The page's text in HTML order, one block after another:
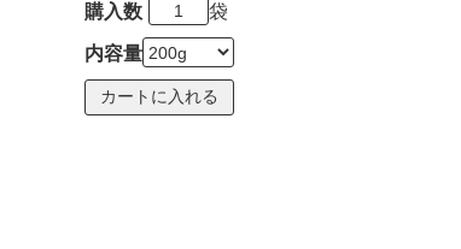
購入数 袋
内容量